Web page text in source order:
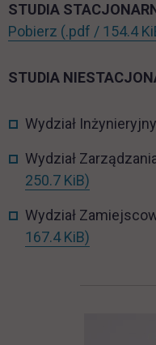
STUDIA
Pobierz (.pdf / 154.4
STUDIA
Wydział
Wydział
250.7 KiB)
Wydział
167.4 KiB)